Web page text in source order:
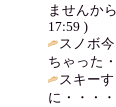
ませんか
17:59 )
スノボ
ちゃった
スキー
に・・・